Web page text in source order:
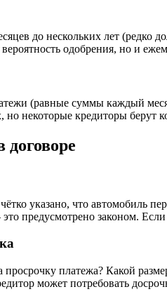
до нескольких лет (редко
одобрения, но и
(равные суммы каждый
но некоторые кредиторы берут
договоре
указано, что автомобиль
предусмотрено законом.
платежа? Какой
может потребовать